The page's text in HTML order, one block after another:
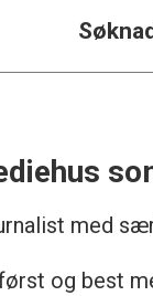
med
og best